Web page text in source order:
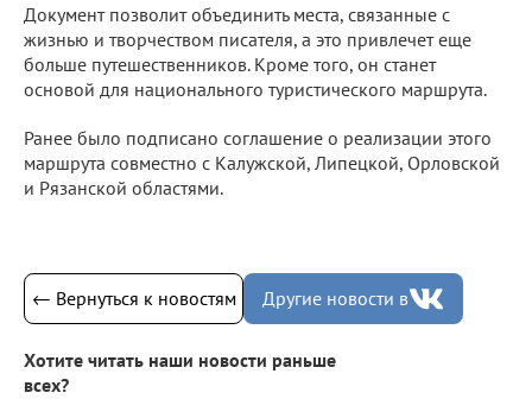
Документ позволит объединить места, связанные с
жизнью и творчеством писателя, а это привлечет еще
больше путешественников. Кроме того, он станет
основой для национального туристического маршрута.
Ранее было подписано соглашение о реализации этого
маршрута совместно с Калужской, Липецкой, Орловской
и Рязанской областями.
← Вернуться к новостям Другие новости в
Хотите читать наши новости раньше
всех?